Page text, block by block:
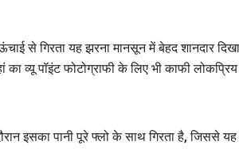
से गिरता यह झरना मानसून में बेहद शानदार
व्यू पॉइंट फोटोग्राफी के लिए भी काफी
इसका पानी पूरे फ्लो के साथ गिरता है, जिससे यह